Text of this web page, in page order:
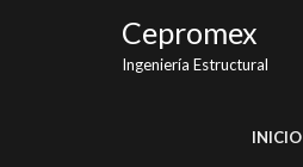
Cepromex
Ingeniería Estructural
INICIO